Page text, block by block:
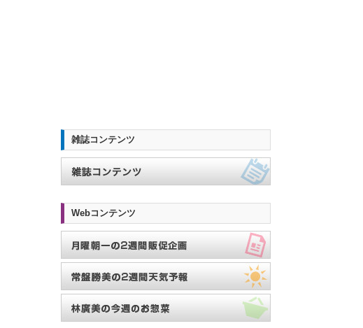
雑誌コンテンツ
Webコンテンツ